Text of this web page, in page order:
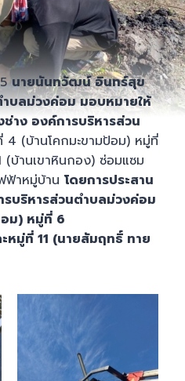
นายนันทวัฒน์ อินทร์สุข
บลม่วงค่อม มอบหมายให้
าง องค์การบริหารส่วน
(บ้านโคกมะขามป้อม) หมู่ที่
(บ้านเขาหินกอง) ซ่อมแซม
ฟ้าหมู่บ้าน โดยการประสาน
บริหารส่วนตำบลม่วงค่อม
ม) หมู่ที่ 6
หมู่ที่ 11 (นายสัมฤทธิ์ ทาย